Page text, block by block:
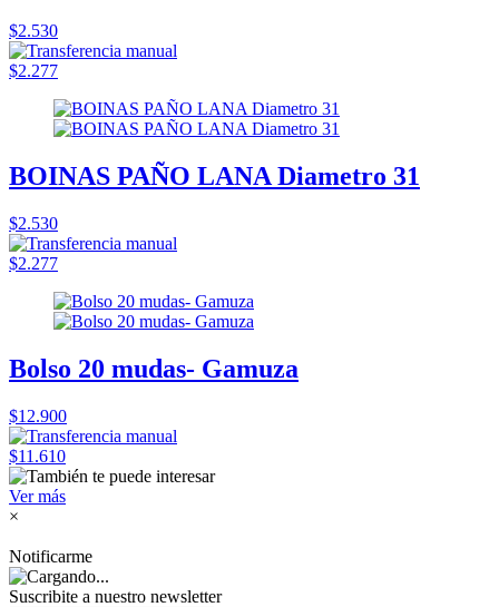
$2.530
$2.277
BOINAS PAÑO LANA Diametro 31
$2.530
$2.277
Bolso 20 mudas- Gamuza
$12.900
$11.610
Ver más
×
Notificarme
Suscribite a nuestro newsletter